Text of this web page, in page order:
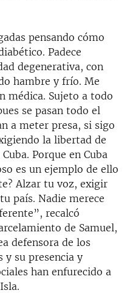
pensando cómo
Padece
degenerativa, con
hambre y frío. Me
médica. Sujeto a todo
se pasan todo el
a meter presa, si sigo
la libertad de
Porque en Cuba
es un ejemplo de ello
Alzar tu voz, exigir
país. Nadie merece
recalcó
de Samuel,
defensora de los
y su presencia y
han enfurecido a